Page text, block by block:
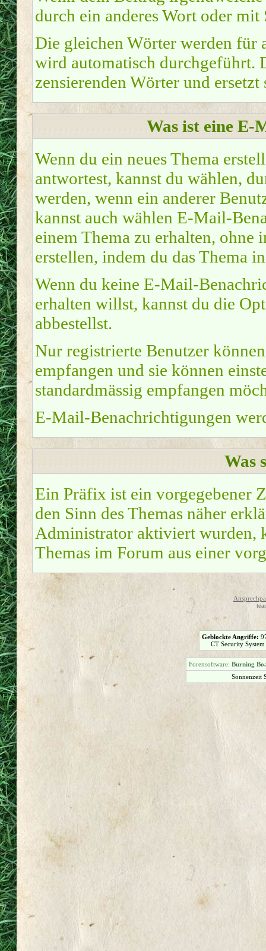
durch ein anderes Wort oder mit
Die gleichen Wörter werden für
wird automatisch durchgeführt.
zensierenden Wörter und ersetzt
Was ist eine E-
Wenn du ein neues Thema
antwortest, kannst du wählen,
werden, wenn ein anderer
kannst auch wählen E-Mail-
einem Thema zu erhalten, ohne
erstellen, indem du das Thema
Wenn du keine E-Mail-
erhalten willst, kannst du die
abbestellst.
Nur registrierte Benutzer
empfangen und sie können
standardmässig empfangen
E-Mail-Benachrichtigungen
Was
Ein Präfix ist ein vorgegebener
den Sinn des Themas näher
Administrator aktiviert wurden,
Themas im Forum aus einer
Geblockte Angriffe:
CT Security
Forensoftware: Burning
Sonnenzeit